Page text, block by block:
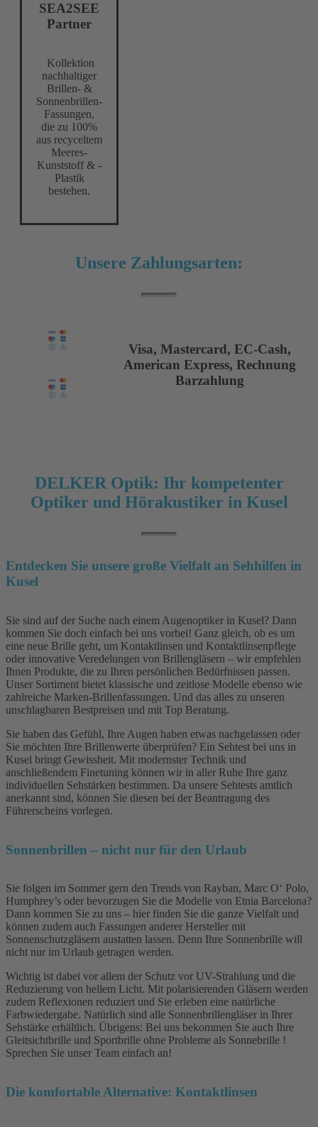
SEA2SEE
Partner
Kollektion
nachhaltiger
Brillen- &
Sonnenbrillen-
Fassungen,
die zu 100%
aus recyceltem
Meeres-
Kunststoff & -
Plastik
bestehen.
Unsere Zahlungsarten:
Visa, Mastercard, EC-Cash,
American Express, Rechnung
Barzahlung
DELKER Optik: Ihr kompetenter
Optiker und Hörakustiker in Kusel
Entdecken Sie unsere große Vielfalt an Sehhilfen in
Kusel
Sie sind auf der Suche nach einem Augenoptiker in Kusel? Dann
kommen Sie doch einfach bei uns vorbei! Ganz gleich, ob es um
eine neue Brille geht, um Kontaktlinsen und Kontaktlinsenpflege
oder innovative Veredelungen von Brillengläsern – wir empfehlen
Ihnen Produkte, die zu Ihren persönlichen Bedürfnissen passen.
Unser Sortiment bietet klassische und zeitlose Modelle ebenso wie
zahlreiche Marken-Brillenfassungen. Und das alles zu unseren
unschlagbaren Bestpreisen und mit Top Beratung.
Sie haben das Gefühl, Ihre Augen haben etwas nachgelassen oder
Sie möchten Ihre Brillenwerte überprüfen? Ein Sehtest bei uns in
Kusel bringt Gewissheit. Mit modernster Technik und
anschließendem Finetuning können wir in aller Ruhe Ihre ganz
individuellen Sehstärken bestimmen. Da unsere Sehtests amtlich
anerkannt sind, können Sie diesen bei der Beantragung des
Führerscheins vorlegen.
Sonnenbrillen – nicht nur für den Urlaub
Sie folgen im Sommer gern den Trends von Rayban, Marc O‘ Polo,
Humphrey’s oder bevorzugen Sie die Modelle von Etnia Barcelona?
Dann kommen Sie zu uns – hier finden Sie die ganze Vielfalt und
können zudem auch Fassungen anderer Hersteller mit
Sonnenschutzgläsern austatten lassen. Denn Ihre Sonnenbrille will
nicht nur im Urlaub getragen werden.
Wichtig ist dabei vor allem der Schutz vor UV-Strahlung und die
Reduzierung von hellem Licht. Mit polarisierenden Gläsern werden
zudem Reflexionen reduziert und Sie erleben eine natürliche
Farbwiedergabe. Natürlich sind alle Sonnenbrillengläser in Ihrer
Sehstärke erhältlich. Übrigens: Bei uns bekommen Sie auch Ihre
Gleitsichtbrille und Sportbrille ohne Probleme als Sonnebrille !
Sprechen Sie unser Team einfach an!
Die komfortable Alternative: Kontaktlinsen